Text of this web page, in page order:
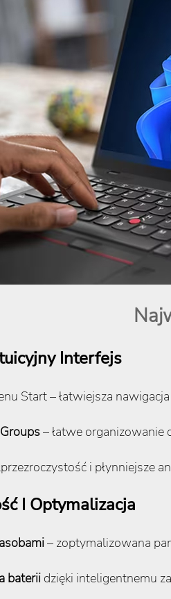
Interfejs
Start – łatwiejsza
– łatwe organizowanie
i płynniejsze
I Optymalizacja
– zoptymalizowana
baterii dzięki inteligentnemu